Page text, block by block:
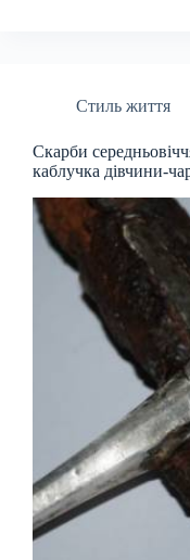
Стиль життя
Скарби
каблучка дівчини-